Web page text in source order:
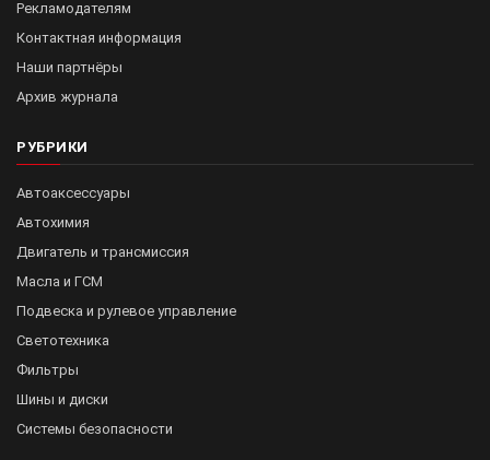
Рекламодателям
Контактная информация
Наши партнёры
Архив журнала
РУБРИКИ
Автоаксессуары
Автохимия
Двигатель и трансмиссия
Масла и ГСМ
Подвеска и рулевое управление
Светотехника
Фильтры
Шины и диски
Системы безопасности